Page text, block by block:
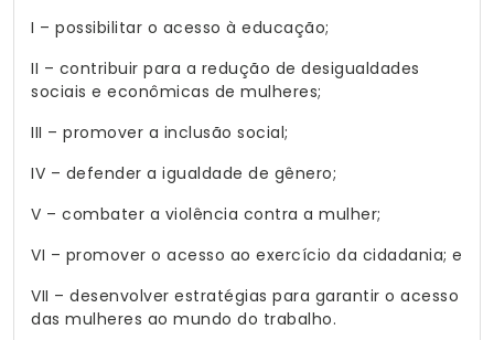
I – possibilitar o acesso à educação;
II – contribuir para a redução de desigualdades
sociais e econômicas de mulheres;
III – promover a inclusão social;
IV – defender a igualdade de gênero;
V – combater a violência contra a mulher;
VI – promover o acesso ao exercício da cidadania; e
VII – desenvolver estratégias para garantir o acesso
das mulheres ao mundo do trabalho.